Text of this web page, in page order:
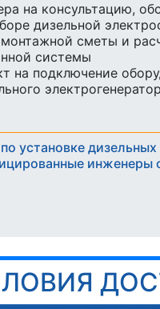
на консультацию,
дизельной
сметы и
системы
на подключение
установке
инженеры